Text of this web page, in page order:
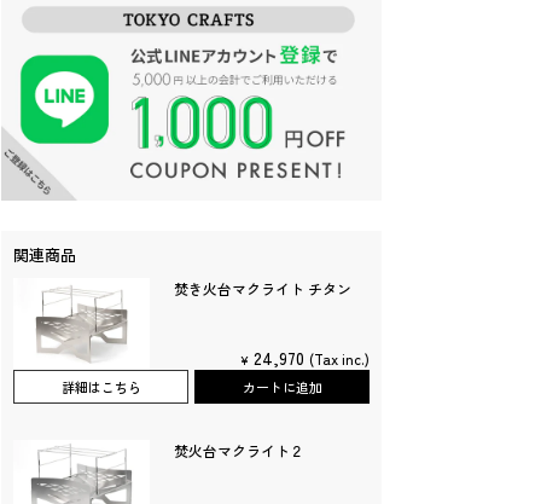
関連商品
焚き火台マクライト チタン
¥ 24,970 (Tax inc.)
詳細はこちら カートに追加
焚火台マクライト２